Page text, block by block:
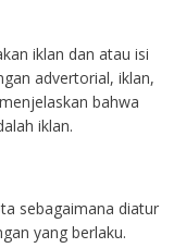
iklan dan atau isi
advertorial, iklan,
bahwa
iklan.
sebagaimana diatur
yang berlaku.